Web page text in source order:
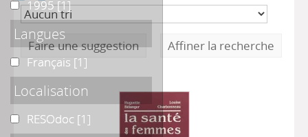
Faire une suggestion Affiner la recherche
19951995[1]
Langues
Français
Français [1]
Localisation
RESOdoc
RESOdoc [1]